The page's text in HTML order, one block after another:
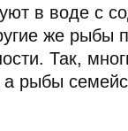
в воде с
же рыбы
Так,
рыбы